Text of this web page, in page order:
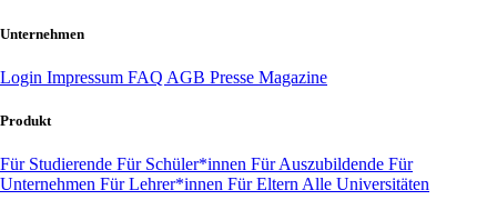
Unternehmen
Login Impressum FAQ AGB Presse Magazine
Produkt
Für Studierende Für Schüler*innen Für Auszubildende Für
Unternehmen Für Lehrer*innen Für Eltern Alle Universitäten